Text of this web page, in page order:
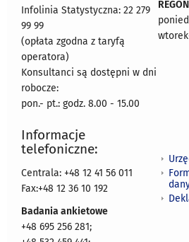
Infolinia Statystyczna: 22 279
99 99
(opłata zgodna z taryfą
operatora)
Konsultanci są dostępni w dni
robocze:
pon.- pt.: godz. 8.00 - 15.00
Informacje
telefoniczne:
Centrala: +48 12 41 56 011
Fax:+48 12 36 10 192
Badania ankietowe
+48 695 256 281;